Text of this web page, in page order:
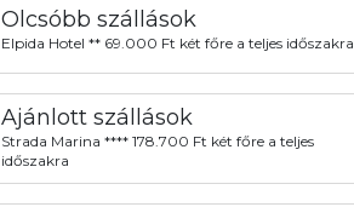
Olcsóbb szállások
Elpida Hotel ** 69.000 Ft két főre a teljes időszakra
Ajánlott szállások
Strada Marina **** 178.700 Ft két főre a teljes
időszakra